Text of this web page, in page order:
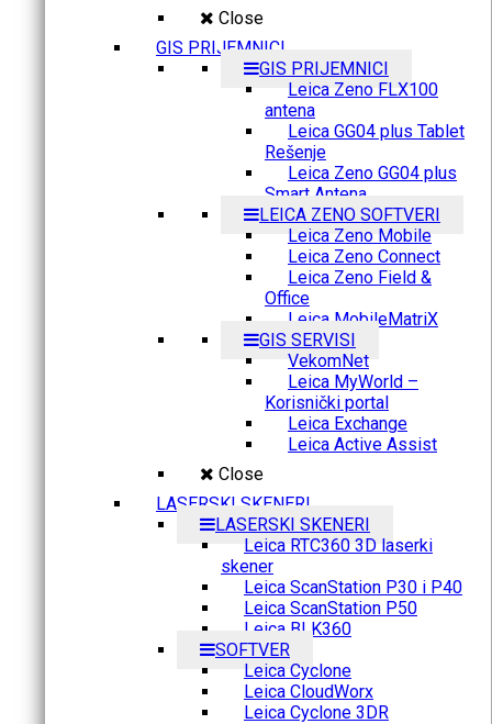
Close
GIS PRIJEMNICI
GIS PRIJEMNICI
Leica Zeno FLX100
antena
Leica GG04 plus Tablet
Rešenje
Leica Zeno GG04 plus
Smart Antena
LEICA ZENO SOFTVERI
Leica Zeno Mobile
Leica Zeno Connect
Leica Zeno Field &
Office
Leica MobileMatriX
GIS SERVISI
VekomNet
Leica MyWorld –
Korisnički portal
Leica Exchange
Leica Active Assist
Close
LASERSKI SKENERI
LASERSKI SKENERI
Leica RTC360 3D laserki
skener
Leica ScanStation P30 i P40
Leica ScanStation P50
Leica BLK360
SOFTVER
Leica Cyclone
Leica CloudWorx
Leica Cyclone 3DR